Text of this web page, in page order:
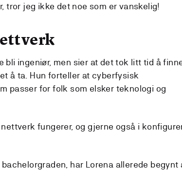
tror jeg ikke det noe som er vanskelig!
bli ingeniør, men sier at det tok litt tid å
å ta. Hun forteller at cyberfysisk
passer for folk som elsker teknologi og
fungerer, og gjerne også i
har Lorena allerede begynt